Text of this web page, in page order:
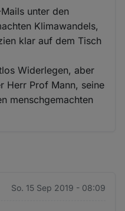
unter den
Klimawandels,
klar auf dem Tisch
Widerlegen, aber
Herr Prof Mann, seine
menschgemachten
So. 15 Sep 2019 - 08:09